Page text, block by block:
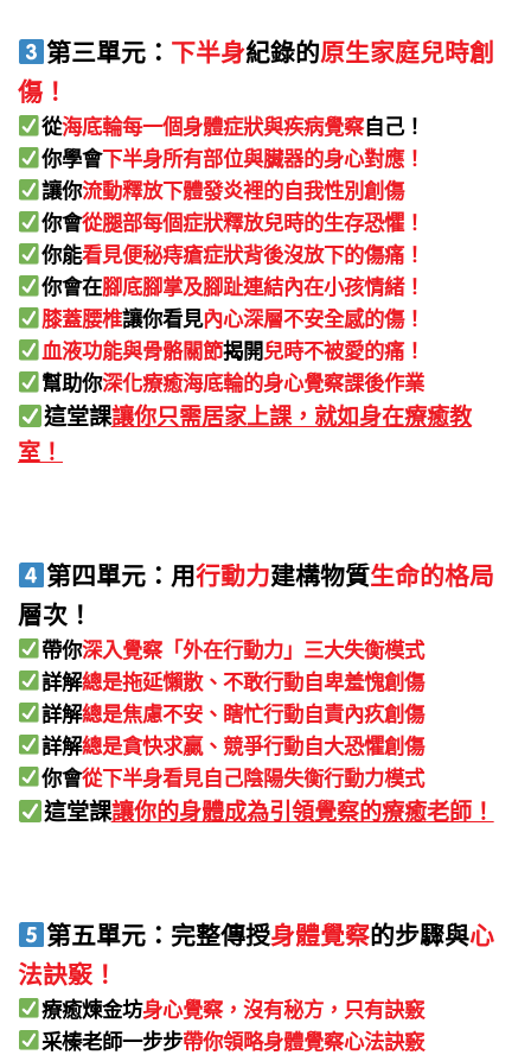
第三單元： 下半身紀錄的原生家庭兒時創
傷！
從海底輪每一個身體症狀與疾病覺察自己！
你學會下半身所有部位與臟器的身心對應！
讓你流動釋放下體發炎裡的自我性別創傷
你會從腿部每個症狀釋放兒時的生存恐懼！
你能看見便秘痔瘡症狀背後沒放下的傷痛！
你會在腳底腳掌及腳趾連結內在小孩情緒！
膝蓋腰椎讓你看見內心深層不安全感的傷！
血液功能與骨骼關節揭開兒時不被愛的痛！
幫助你深化療癒海底輪的身心覺察課後作業
這堂課讓你只需居家上課，就如身在療癒教
室！
第四單元：用行動力建構物質生命的格局
層次！
帶你深入覺察「外在行動力」三大失衡模式
詳解總是拖延懶散、不敢行動自卑羞愧創傷
詳解總是焦慮不安、瞎忙行動自責內疚創傷
詳解總是貪快求贏、競爭行動自大恐懼創傷
你會從下半身看見自己陰陽失衡行動力模式
這堂課讓你的身體成為引領覺察的療癒老師！
第五單元：完整傳授身體覺察的步驟與心
法訣竅！
療癒煉金坊身心覺察，沒有秘方，只有訣竅
采榛老師一步步帶你領略身體覺察心法訣竅